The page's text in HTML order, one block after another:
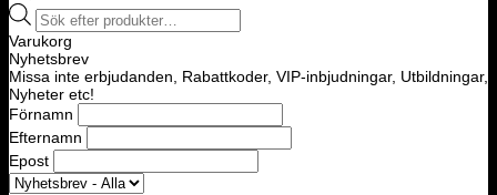
Products
search
Varukorg
Nyhetsbrev
Missa inte erbjudanden, Rabattkoder, VIP-inbjudningar, Utbildningar,
Nyheter etc!
Förnamn
Efternamn
Epost